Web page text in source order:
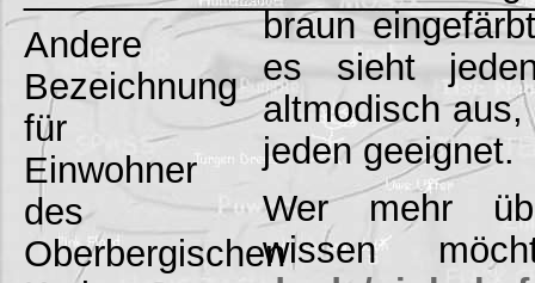
Andere
Bezeichnung
für
Einwohner
des
Oberbergischen
braun
es sieht
altmodisch
jeden geeignet.
Wer mehr
wissen